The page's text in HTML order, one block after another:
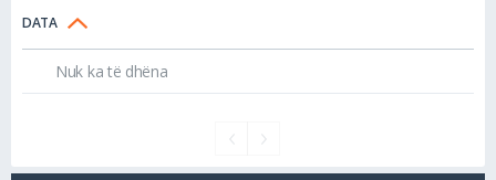
DATA
Nuk ka të dhëna